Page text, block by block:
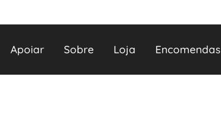
Apoiar Sobre Loja Encomendas